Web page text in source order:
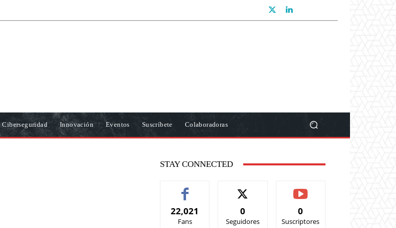
Ciberseguridad Innovación Eventos Suscríbete Colaboradoras
STAY CONNECTED
22,021
Fans
0
Seguidores
0
Suscriptores